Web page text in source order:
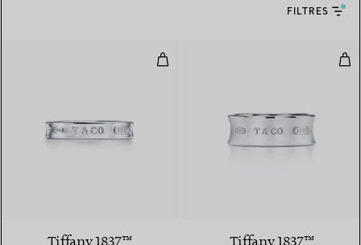
FILTRES
Bague en argent 925 millièmes.